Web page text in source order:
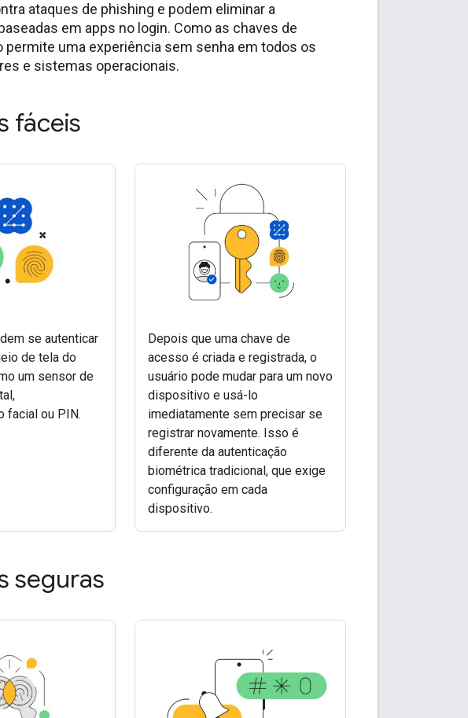
ataques de phishing e podem eliminar a
em apps no login. Como as chaves de
uma experiência sem senha em todos os
e sistemas operacionais.
fáceis
se autenticar
de tela do
um sensor de
facial ou PIN.
Depois que uma chave de
acesso é criada e registrada, o
usuário pode mudar para um novo
dispositivo e usá-lo
imediatamente sem precisar se
registrar novamente. Isso é
diferente da autenticação
biométrica tradicional, que exige
configuração em cada
dispositivo.
seguras